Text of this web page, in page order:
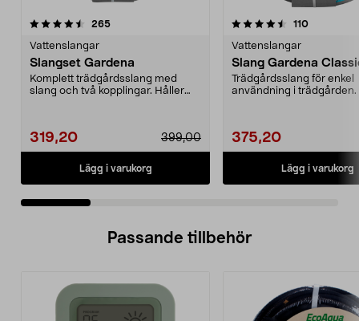
265recensioner
Vattenslangar
Slangset Gardena
Komplett trädgårdsslang med
slang och två kopplingar. Håller
319,20 399,00
Lägg i varukorg
4.5 av 5 stjärnor 110
Vattenslangar
Slang Gardena
Trädgårdsslang för enkel
användning i trädgården.
375,20
Lägg i varukorg
4.5 av 5 stjärnor
Passande tillbehör